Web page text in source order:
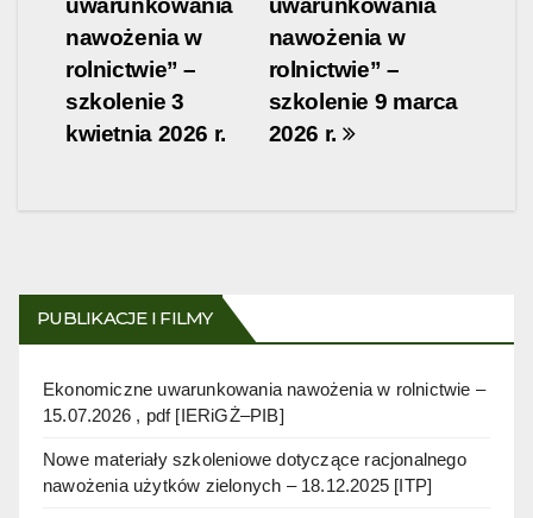
uwarunkowania
nawożenia w
rolnictwie” –
szkolenie 9 marca
2026 r.
uwarunkowania
nawożenia w
rolnictwie” –
szkolenie 3
kwietnia 2026 r.
PUBLIKACJE I FILMY
Ekonomiczne uwarunkowania nawożenia w rolnictwie –
15.07.2026 , pdf [IERiGŻ–PIB]
Nowe materiały szkoleniowe dotyczące racjonalnego
nawożenia użytków zielonych – 18.12.2025 [ITP]